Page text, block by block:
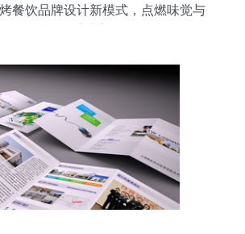
餐饮品牌设计新模式，点燃味觉与